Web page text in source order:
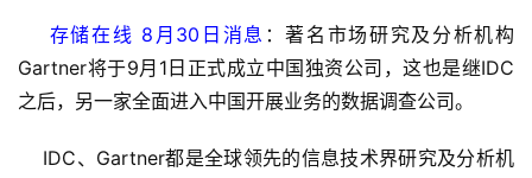
存储在线 8月30日消息 ：著名市场研究及分析机构
Gartner将于9月1日正式成立中国独资公司，这也是继IDC
之后，另一家全面进入中国开展业务的数据调查公司。
IDC、Gartner都是全球领先的信息技术界研究及分析机